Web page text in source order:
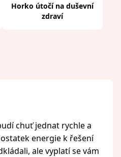
Horko útočí na duševní
zdraví
chuť jednat rychle a
energie k řešení
ale vyplatí se vám